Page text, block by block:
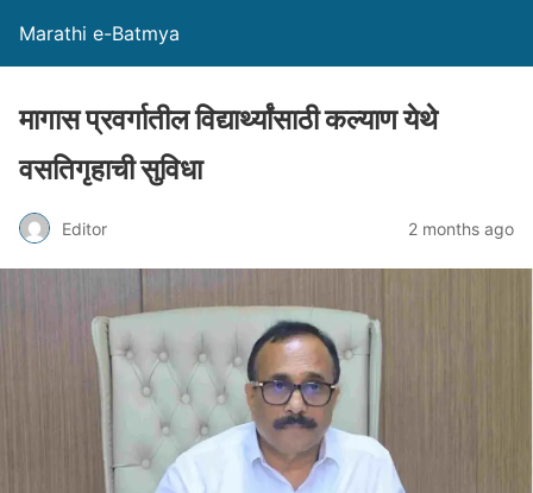
Marathi e-Batmya
मागास प्रवर्गातील विद्यार्थ्यांसाठी कल्याण येथे
वसतिगृहाची सुविधा
Editor 2 months ago